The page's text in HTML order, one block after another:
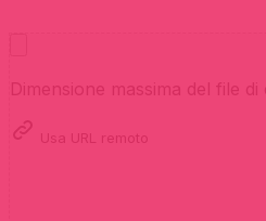
Dimensione massima del file
Usa URL remoto